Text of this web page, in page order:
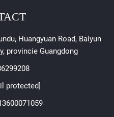
Huangyuan Road, Baiyun
provincie Guangdong
protected]